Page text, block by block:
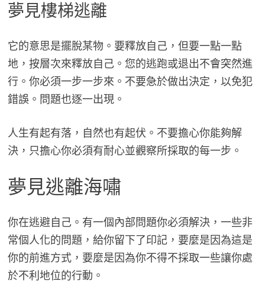
夢見樓梯逃離
它的意思是擺脫某物。要釋放自己，但要一點一點
地，按層次來釋放自己。您的逃跑或退出不會突然進
行。你必須一步一步來。不要急於做出決定，以免犯
錯誤。問題也逐一出現。
人生有起有落，自然也有起伏。不要擔心你能夠解
決，只擔心你必須有耐心並觀察所採取的每一步。
夢見逃離海嘯
你在逃避自己。有一個內部問題你必須解決，一些非
常個人化的問題，給你留下了印記，要麼是因為這是
你的前進方式，要麼是因為你不得不採取一些讓你處
於不利地位的行動。